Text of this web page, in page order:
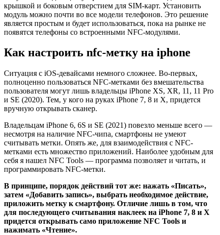
крышкой и боковым отверстием для SIM-карт. Установить
модуль можно почти во все модели телефонов. Это решение
является простым и будет использоваться, пока на рынке не
появятся телефоны со встроенными NFC-модулями.
Как настроить nfc-метку на iphone
Ситуация с iOS-девайсами немного сложнее. Во-первых,
полноценно пользоваться NFC-метками без вмешательства
пользователя могут лишь владельцы iPhone XS, XR, 11, 11 Pro
и SE (2020). Тем, у кого на руках iPhone 7, 8 и X, придется
вручную открывать сканер.
Владельцам iPhone 6, 6S и SE (2021) повезло меньше всего —
несмотря на наличие NFC-чипа, смартфоны не умеют
считывать метки. Опять же, для взаимодействия с NFC-
метками есть множество приложений. Наиболее удобным для
себя я нашел NFC Tools — программа позволяет и читать, и
программировать NFC-метки.
В принципе, порядок действий тот же: нажать «Писать»,
затем «Добавить запись», выбрать необходимое действие,
приложить метку к смартфону. Отличие лишь в том, что
для последующего считывания наклеек на iPhone 7, 8 и X
придется открывать само приложение NFC Tools и
нажимать «Чтение».